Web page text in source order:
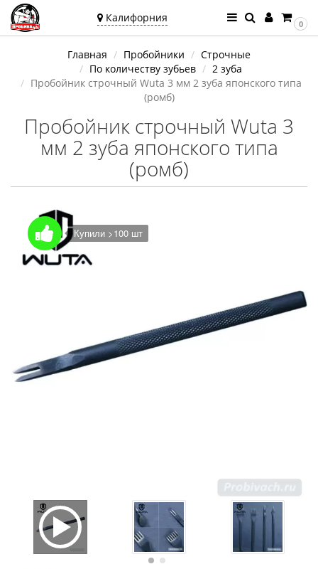
Калифорния
Ваш город —
Калифорния
Угадали?
0
Главная Пробойники
Строчные
По количеству зубьев
2 зуба
Пробойник строчный Wuta 3 мм 2 зуба японского типа
(ромб)
Пробойник строчный Wuta 3
мм 2 зуба японского типа
(ромб)
Купили >100 шт